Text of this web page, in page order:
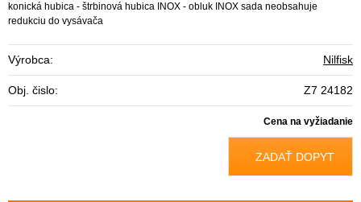
konická hubica - štrbinová hubica INOX - obluk INOX sada neobsahuje
redukciu do vysávača
Výrobca: Nilfisk
Obj. čislo: Z7 24182
Cena na vyžiadanie
ZADAŤ DOPYT